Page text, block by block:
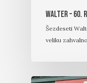
Walter – 60.
Šezdeseti
veliku